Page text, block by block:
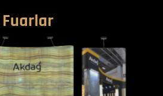
Fuarlar